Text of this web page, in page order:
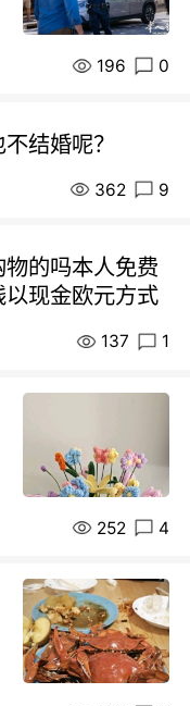
196 0
结婚呢？
362 9
的吗本人免费
现金欧元方式
137 1
252 4